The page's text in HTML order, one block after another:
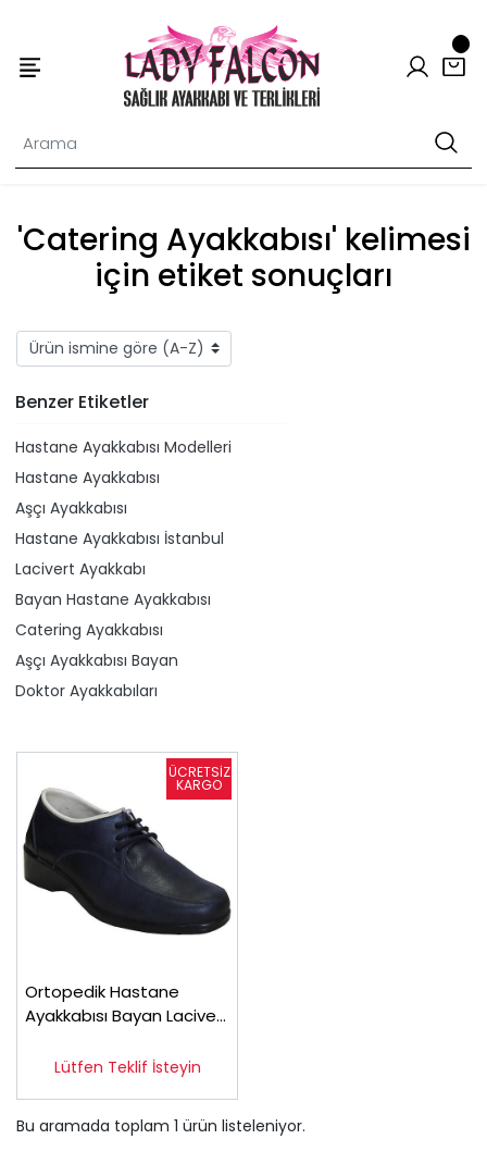
'Catering Ayakkabısı' kelimesi
için etiket sonuçları
Benzer Etiketler
Hastane Ayakkabısı Modelleri
Hastane Ayakkabısı
Aşçı Ayakkabısı
Hastane Ayakkabısı İstanbul
Lacivert Ayakkabı
Bayan Hastane Ayakkabısı
Catering Ayakkabısı
Aşçı Ayakkabısı Bayan
Doktor Ayakkabıları
Ortopedik Hastane
Ayakkabısı Bayan Lacivert
Lütfen Teklif İsteyin
Bu aramada toplam 1 ürün listeleniyor.